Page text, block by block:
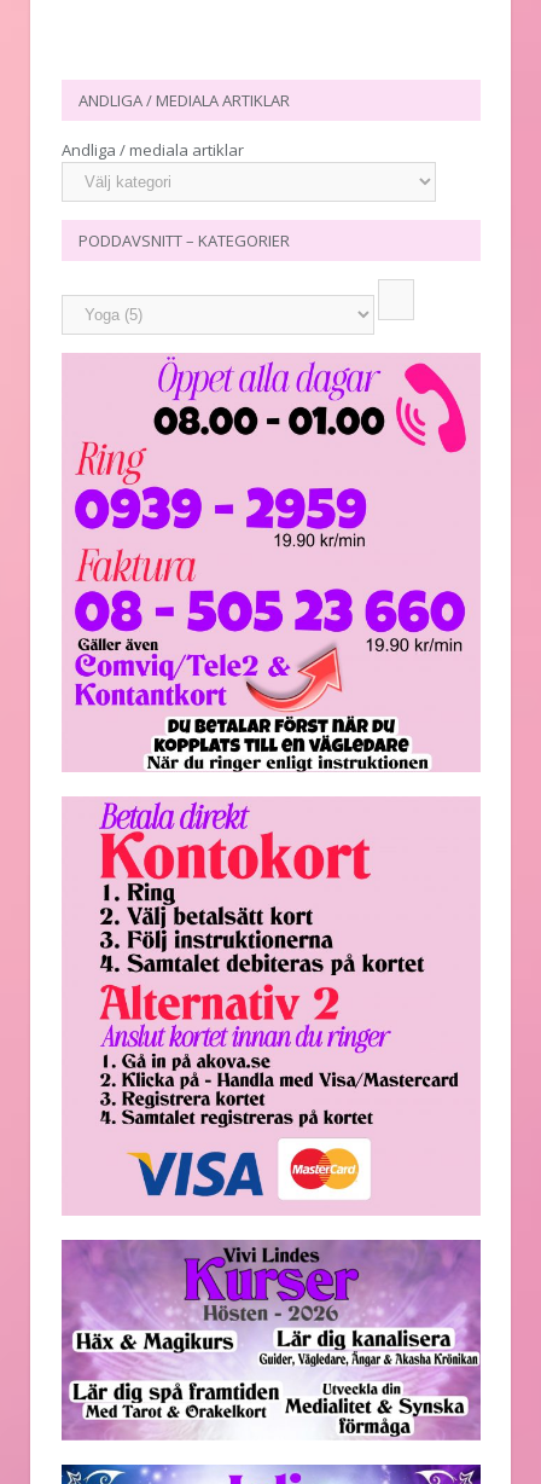
ANDLIGA / MEDIALA ARTIKLAR
Andliga / mediala artiklar
PODDAVSNITT – KATEGORIER